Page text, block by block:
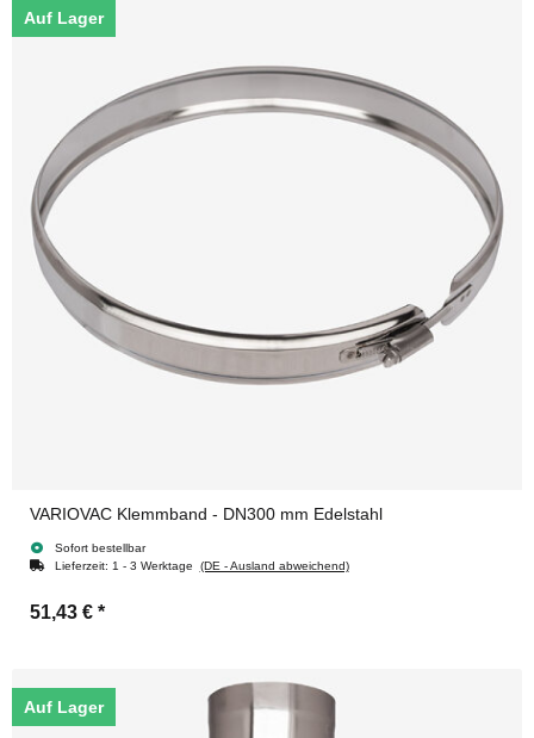
Auf Lager
VARIOVAC Klemmband - DN300 mm Edelstahl
Sofort bestellbar
Lieferzeit: 1 - 3 Werktage (DE - Ausland abweichend)
51,43 € *
Auf Lager